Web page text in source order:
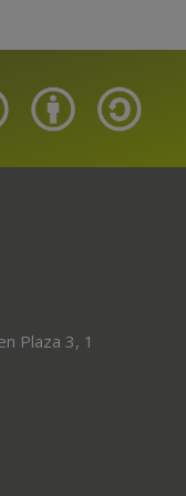
Plaza 3, 1